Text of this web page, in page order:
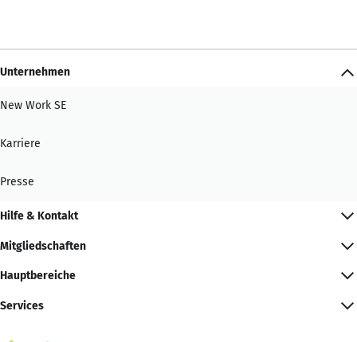
Unternehmen
New Work SE
Karriere
Presse
Hilfe & Kontakt
Mitgliedschaften
Hauptbereiche
Services